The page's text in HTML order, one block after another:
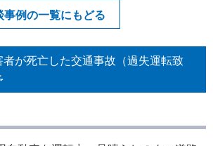
事例の一覧にもどる
者が死亡した交通事故（過失運転致